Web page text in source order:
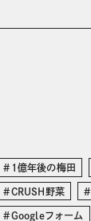
1億年後の梅田
CRUSH野菜
Googleフォーム